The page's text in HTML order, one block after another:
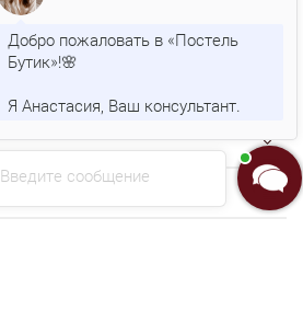
Введите сообщение
Добро пожаловать в «Постель
Бутик»!🌸
Я Анастасия, Ваш консультант.